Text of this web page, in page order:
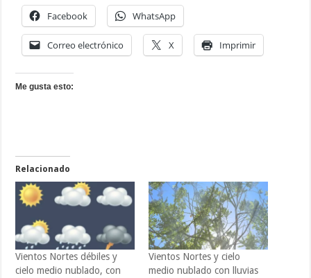
Facebook WhatsApp
Correo electrónico X Imprimir
Me gusta esto:
Relacionado
Vientos Nortes débiles y
cielo medio nublado, con
Vientos Nortes y cielo
medio nublado con lluvias